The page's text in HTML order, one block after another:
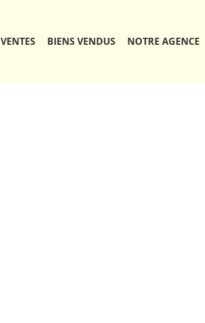
VENTES BIENS VENDUS NOTRE AGENCE